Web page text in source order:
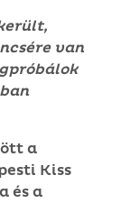
van
a
Kiss
és a